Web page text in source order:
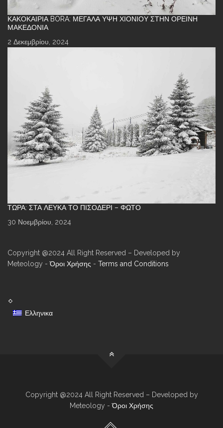
ΚΑΚΟΚΑΙΡΊΑ BORA: ΜΕΓΆΛΑ ΎΨΗ ΧΙΟΝΙΟΎ ΣΤΗΝ ΟΡΕΙΝΉ
ΜΑΚΕΔΟΝΊΑ
2 Δεκεμβρίου, 2024
ΤΏΡΑ: ΣΤΑ ΛΕΥΚΆ ΤΟ ΠΙΣΟΔΈΡΙ – ΦΩΤΌ
30 Νοεμβρίου, 2024
Copyright @2024 All Right Reserved – Developed by
Meteology -Όροι Χρήσης - Terms and Conditions
Ελληνικα
Copyright @2024 All Right Reserved – Developed by
Meteology -Όροι Χρήσης